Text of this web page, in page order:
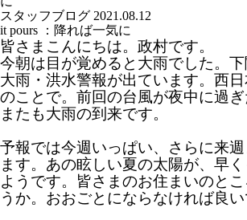
スタッフブログ 2021.08.12
it pours ：降れば一気に
皆さまこんにちは。政村です。
今朝は目が覚めると大雨でした。下
大雨・洪水警報が出ています。西
のことで。前回の台風が夜中に過ぎ
またも大雨の到来です。
予報では今週いっぱい、さらに来
ます。あの眩しい夏の太陽が、早
ようです。皆さまのお住まいのと
うか。おおごとにならなければ良い